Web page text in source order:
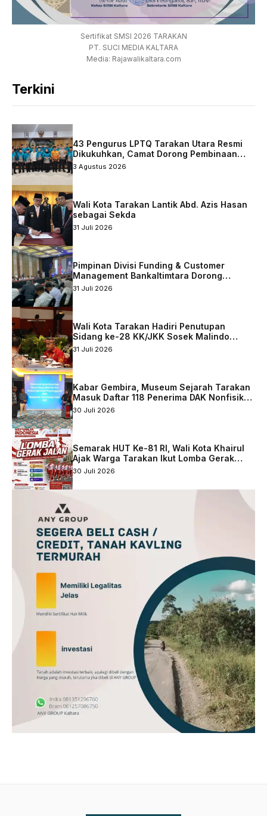
Sertifikat SMSI 2026 TARAKAN
PT. SUCI MEDIA KALTARA
Media: Rajawalikaltara.com
Terkini
43 Pengurus LPTQ Tarakan Utara Resmi
Dikukuhkan, Camat Dorong Pembinaan
Qurani Berkelanjutan
3 Agustus 2026
Wali Kota Tarakan Lantik Abd. Azis Hasan
sebagai Sekda
31 Juli 2026
Pimpinan Divisi Funding & Customer
Management Bankaltimtara Dorong
Percepatan Digitalisasi Keuangan di Kota
31 Juli 2026
Wali Kota Tarakan Hadiri Penutupan
Sidang ke-28 KK/JKK Sosek Malindo
Tingkat Kaltara–Sabah
31 Juli 2026
Kabar Gembira, Museum Sejarah Tarakan
Masuk Daftar 118 Penerima DAK Nonfisik
2027
30 Juli 2026
Semarak HUT Ke-81 RI, Wali Kota Khairul
Ajak Warga Tarakan Ikut Lomba Gerak
Jalan
30 Juli 2026